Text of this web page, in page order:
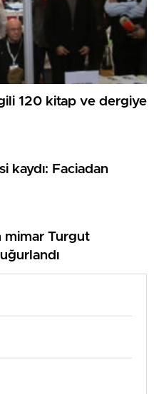
120 kitap ve dergiye
kaydı: Faciadan
mimar Turgut